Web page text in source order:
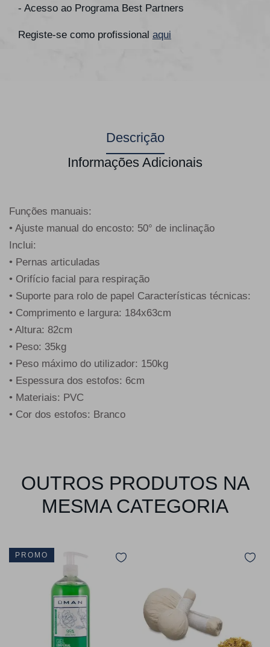
- Acesso ao Programa Best Partners
Registe-se como profissional aqui
Descrição
Informações Adicionais
Funções manuais:
• Ajuste manual do encosto: 50° de inclinação
Inclui:
• Pernas articuladas
• Orifício facial para respiração
• Suporte para rolo de papel Características técnicas:
• Comprimento e largura: 184x63cm
• Altura: 82cm
• Peso: 35kg
• Peso máximo do utilizador: 150kg
• Espessura dos estofos: 6cm
• Materiais: PVC
• Cor dos estofos: Branco
OUTROS PRODUTOS NA
MESMA CATEGORIA
PROMO